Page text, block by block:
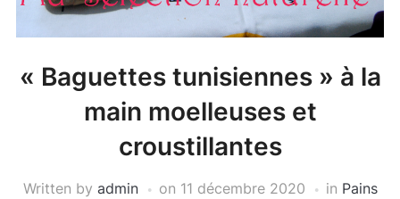
« Baguettes tunisiennes » à la
main moelleuses et
croustillantes
Written by admin on 11 décembre 2020 in Pains